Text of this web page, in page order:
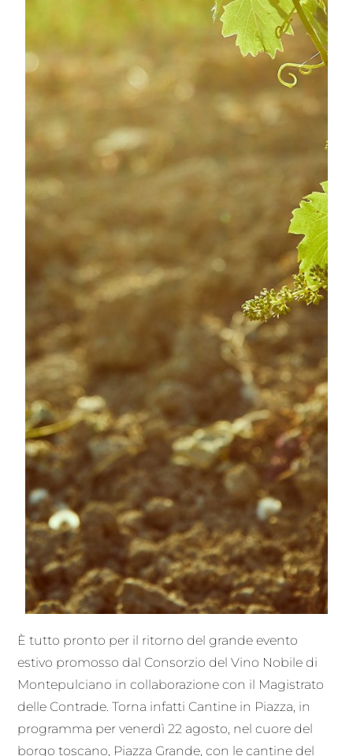
È tutto pronto per il ritorno del grande evento
estivo promosso dal Consorzio del Vino Nobile di
Montepulciano in collaborazione con il Magistrato
delle Contrade. Torna infatti Cantine in Piazza, in
programma per venerdì 22 agosto, nel cuore del
borgo toscano, Piazza Grande, con le cantine del